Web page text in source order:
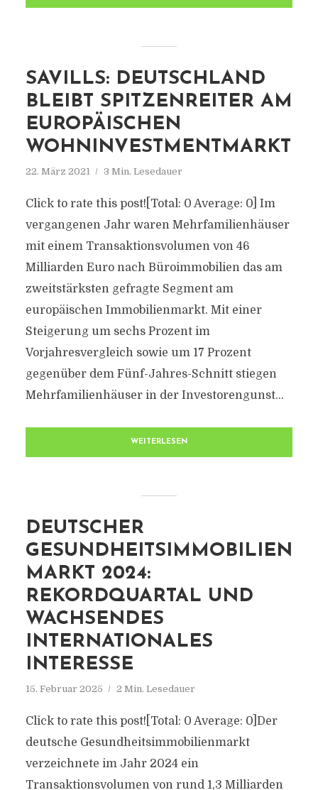
SAVILLS: DEUTSCHLAND
BLEIBT SPITZENREITER AM
EUROPÄISCHEN
WOHNINVESTMENTMARKT
22. März 2021 3 Min. Lesedauer
Click to rate this post![Total: 0 Average: 0] Im
vergangenen Jahr waren Mehrfamilienhäuser
mit einem Transaktionsvolumen von 46
Milliarden Euro nach Büroimmobilien das am
zweitstärksten gefragte Segment am
europäischen Immobilienmarkt. Mit einer
Steigerung um sechs Prozent im
Vorjahresvergleich sowie um 17 Prozent
gegenüber dem Fünf-Jahres-Schnitt stiegen
Mehrfamilienhäuser in der Investorengunst...
WEITERLESEN
DEUTSCHER
GESUNDHEITSIMMOBILIEN
MARKT 2024:
REKORDQUARTAL UND
WACHSENDES
INTERNATIONALES
INTERESSE
15. Februar 2025 2 Min. Lesedauer
Click to rate this post![Total: 0 Average: 0]Der
deutsche Gesundheitsimmobilienmarkt
verzeichnete im Jahr 2024 ein
Transaktionsvolumen von rund 1,3 Milliarden